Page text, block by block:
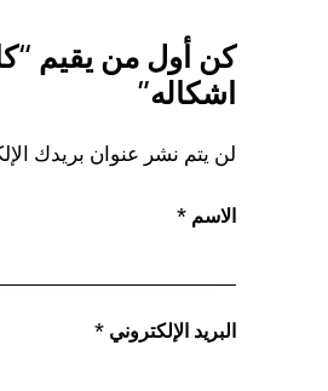
كن أول من يقيم
اشكاله”
لن يتم نشر عنوان بريدك
الاسم *
البريد الإلكتروني *